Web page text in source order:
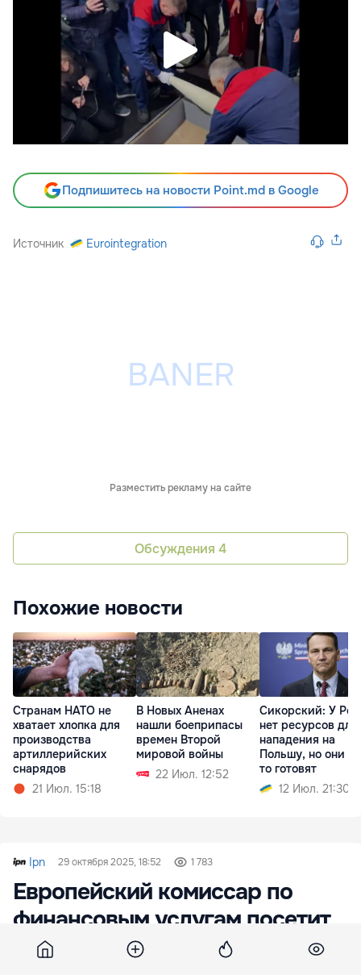
Подпишитесь на новости Point.md в Google
Источник Eurointegration
Разместить рекламу на сайте
Обсуждения 4
Похожие новости
Странам НАТО не
хватает хлопка для
производства
артиллерийских
снарядов
21 Июл. 15:18
В Новых Аненах
нашли боеприпасы
времен Второй
мировой войны
22 Июл. 12:52
Сикорский: У
нет ресурсов для
нападения на
Польшу, но они
то готовят
12 Июл. 21:30
Ipn 29 октября 2025, 18:52 1 783
Европейский комиссар по
финансовым услугам посетит
Кишинёв